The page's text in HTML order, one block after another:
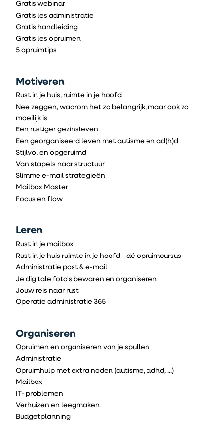
Gratis webinar
Gratis les administratie
Gratis handleiding
Gratis les opruimen
5 opruimtips
Motiveren
Rust in je huis, ruimte in je hoofd
Nee zeggen, waarom het zo belangrijk, maar ook zo
moeilijk is
Een rustiger gezinsleven
Een georganiseerd leven met autisme en ad(h)d
Stijlvol en opgeruimd
Van stapels naar structuur
Slimme e-mail strategieën
Mailbox Master
Focus en flow
Leren
Rust in je mailbox
Rust in je huis ruimte in je hoofd - dé opruimcursus
Administratie post & e-mail
Je digitale foto's bewaren en organiseren
Jouw reis naar rust
Operatie administratie 365
Organiseren
Opruimen en organiseren van je spullen
Administratie
Opruimhulp met extra noden (autisme, adhd, ...)
Mailbox
IT- problemen
Verhuizen en leegmaken
Budgetplanning